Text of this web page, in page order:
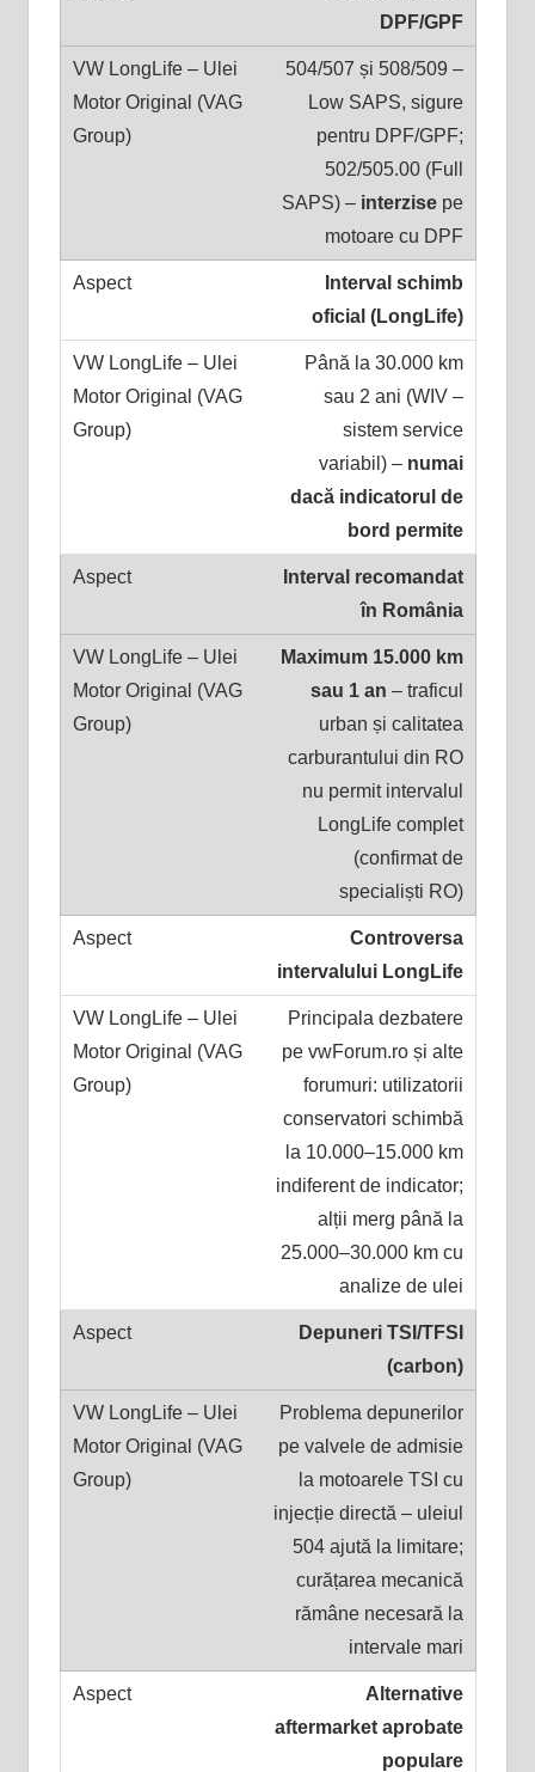
DPF/GPF
504/507 și 508/509 –
Low SAPS, sigure
pentru DPF/GPF;
502/505.00 (Full
SAPS) – interzisepe
motoare cu DPF
Interval schimb
oficial (LongLife)
Până la 30.000 km
sau 2 ani (WIV –
sistem service
variabil) – numai
dacă indicatorul de
bord permite
Interval recomandat
în România
Maximum 15.000 km
sau 1 an – traficul
urban și calitatea
carburantului din RO
nu permit intervalul
LongLife complet
(confirmat de
specialiști RO)
Controversa
intervalului LongLife
Principala dezbatere
pe vwForum.ro și alte
forumuri: utilizatorii
conservatori schimbă
la 10.000–15.000 km
indiferent de indicator;
alții merg până la
25.000–30.000 km cu
analize de ulei
Depuneri TSI/TFSI
(carbon)
Problema depunerilor
pe valvele de admisie
la motoarele TSI cu
injecție directă – uleiul
504 ajută la limitare;
curățarea mecanică
rămâne necesară la
intervale mari
Alternative
aftermarket aprobate
populare